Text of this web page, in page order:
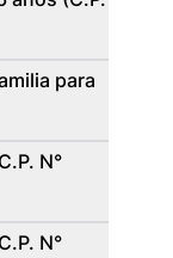
para
N°
N°